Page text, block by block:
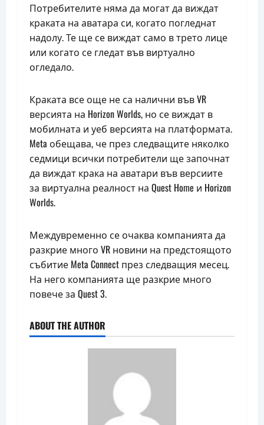
Потребителите няма да могат да виждат
краката на аватара си, когато погледнат
надолу. Те ще се виждат само в трето лице
или когато се гледат във виртуално
огледало.
Краката все още не са налични във VR
версията на Horizon Worlds, но се виждат в
мобилната и уеб версията на платформата.
Meta обещава, че през следващите няколко
седмици всички потребители ще започнат
да виждат крака на аватари във версиите
за виртуална реалност на Quest Home и Horizon
Worlds.
Междувременно се очаква компанията да
разкрие много VR новини на предстоящото
събитие Meta Connect през следващия месец.
На него компанията ще разкрие много
повече за Quest 3.
ABOUT THE AUTHOR